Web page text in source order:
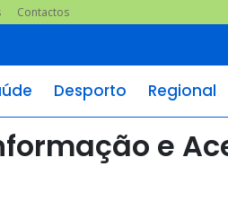
Contactos
Desporto Regional
e